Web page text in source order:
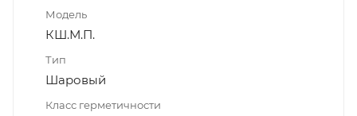
Модель
КШ.М.П.
Тип
Шаровый
Класс герметичности